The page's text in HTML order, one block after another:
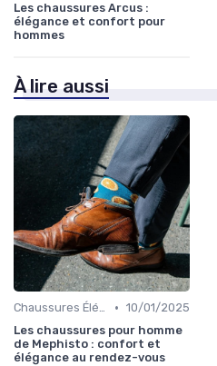
Les chaussures Arcus :
élégance et confort pour
hommes
À lire aussi
Chaussures Élégantes et de Cérémonie • 10/01/2025
Les chaussures pour homme
de Mephisto : confort et
élégance au rendez-vous